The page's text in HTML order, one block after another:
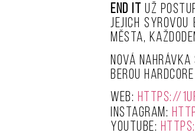
END IT už
jejich syrovou
města,
Nová
berou
Web: https://
Instagram:
Youtube: